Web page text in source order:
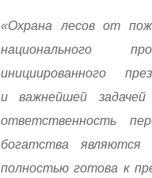
«Охрана лесов от
национального
инициированного
и важнейшей
ответственность
богатства
полностью готова к